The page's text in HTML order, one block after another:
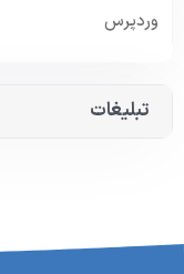
وردپرس
تبلیغات